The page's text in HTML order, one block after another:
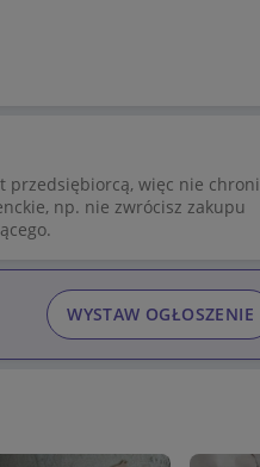
przedsiębiorcą, więc nie chroni
np. nie zwrócisz zakupu
WYSTAW OGŁOSZENIE